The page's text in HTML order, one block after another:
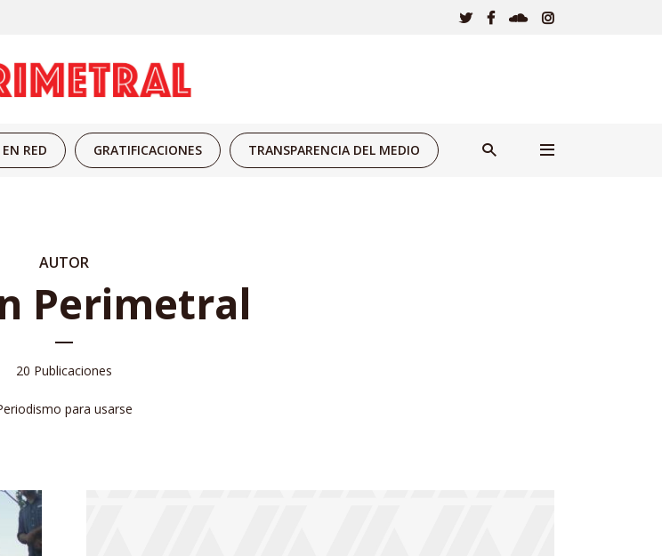
RED GRATIFICACIONES TRANSPARENCIA DEL MEDIO
AUTOR
Perimetral
20 Publicaciones
para usarse